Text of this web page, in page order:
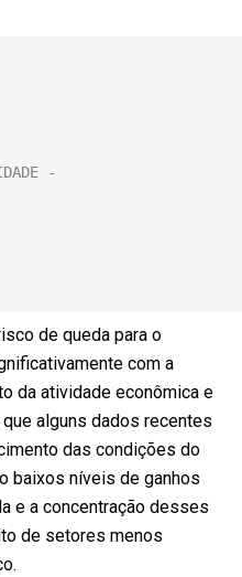
de queda para o
com a
da atividade econômica e
alguns dados recentes
das condições do
baixos níveis de ganhos
e a concentração desses
de setores menos